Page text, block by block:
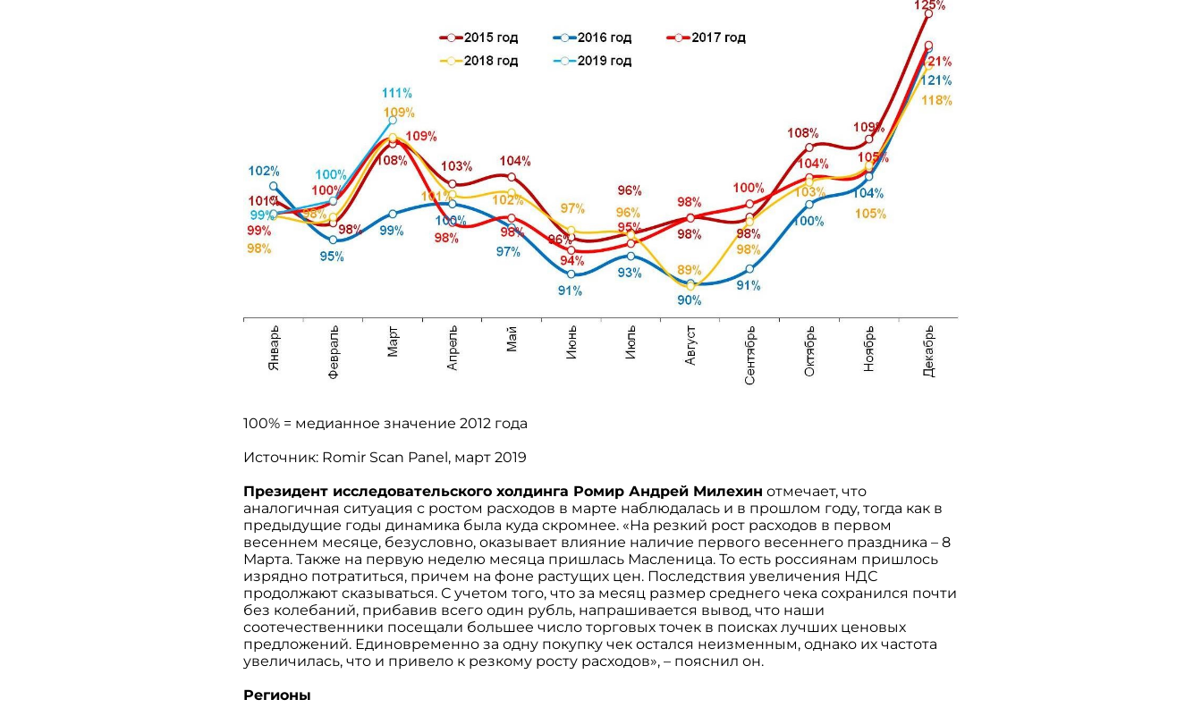
100% = медианное значение 2012 года
Источник: Romir Scan Panel, март 2019
Президент исследовательского холдинга Ромир Андрей Милехин отмечает, что
аналогичная ситуация с ростом расходов в марте наблюдалась и в прошлом году, тогда как в
предыдущие годы динамика была куда скромнее. «На резкий рост расходов в первом
весеннем месяце, безусловно, оказывает влияние наличие первого весеннего праздника – 8
Марта. Также на первую неделю месяца пришлась Масленица. То есть россиянам пришлось
изрядно потратиться, причем на фоне растущих цен. Последствия увеличения НДС
продолжают сказываться. С учетом того, что за месяц размер среднего чека сохранился почти
без колебаний, прибавив всего один рубль, напрашивается вывод, что наши
соотечественники посещали большее число торговых точек в поисках лучших ценовых
предложений. Единовременно за одну покупку чек остался неизменным, однако их частота
увеличилась, что и привело к резкому росту расходов», – пояснил он.
Регионы